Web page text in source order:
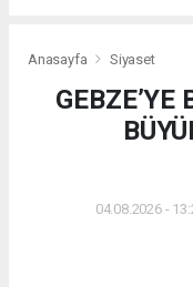
Anasayfa Siyaset
GEBZE’YE
04.08.2026 -